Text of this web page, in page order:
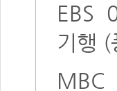
EBS
기행 (
MBC